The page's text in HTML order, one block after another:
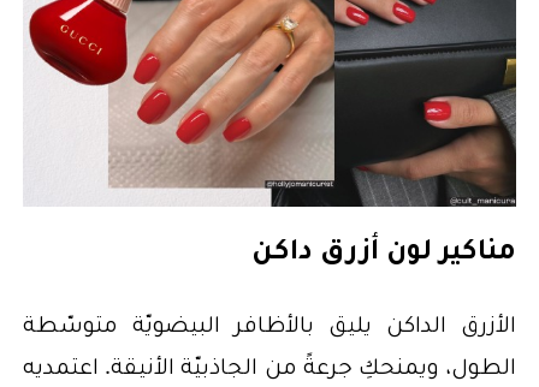
مناكير لون أزرق داكن
الأزرق الداكن يليق بالأظافر البيضويّة متوسّطة
الطول، ويمنحكِ جرعةً من الجاذبيّة الأنيقة. اعتمديه